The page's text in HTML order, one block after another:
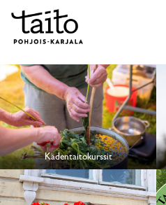
Kädentaitokurssit